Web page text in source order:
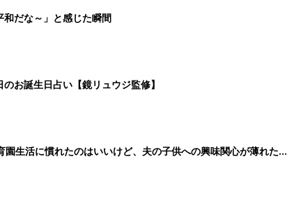
和だな～」と感じた瞬間
お誕生日占い【鏡リュウジ監修】
生活に慣れたのはいいけど、夫の子供への興味関心が薄れた気
』